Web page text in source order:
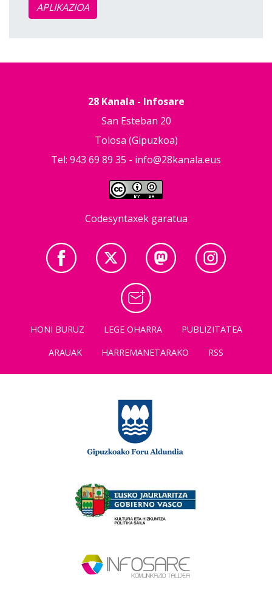
APLIKAZIOA
28 Kanala - Infosare
San Esteban 20
Tolosa (Gipuzkoa)
Tel: 943 69 89 35 - info@28kanala.eus
Codesyntaxek garatua
HONI BURUZ LEGE OHARRA
PUBLIZITATEA
ARAUAK
HARREMANETARAKO RSS